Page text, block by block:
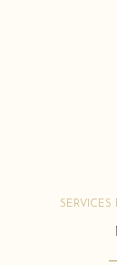
SERVICES